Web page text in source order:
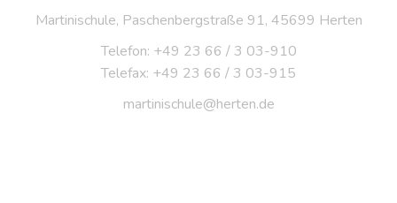
Martinischule, Paschenbergstraße 91, 45699 Herten
Telefon: +49 23 66 / 3 03-910
Telefax: +49 23 66 / 3 03-915
martinischule@herten.de